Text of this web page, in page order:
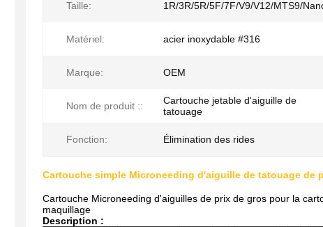
Taille: 1R/3R/5R/5F/7F/V9/V12/MTS9/
Matériel: acier inoxydable #316
Marque: OEM
Nom de produit ::
Cartouche jetable d'aiguille de
tatouage
Fonction: Élimination des rides
Cartouche simple Microneeding d'aiguille de tatouage de
Cartouche Microneeding d'aiguilles de prix de gros pour la
maquillage
Description :